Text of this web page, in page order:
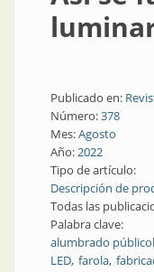
Publicado en:
Número:378
Mes:Agosto
Año:2022
Tipo de artículo:
Descripción de
Todas las
Palabra clave:
alumbrado públicol
LED farola